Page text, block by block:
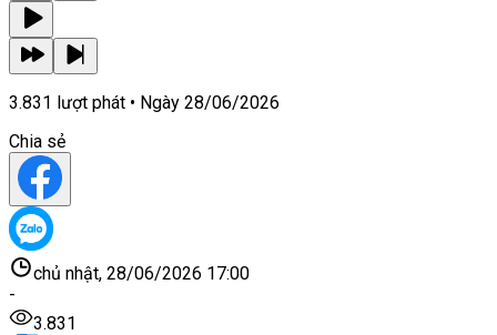
3.831 lượt phát • Ngày 28/06/2026
Chia sẻ
chủ nhật, 28/06/2026 17:00
-
3.831